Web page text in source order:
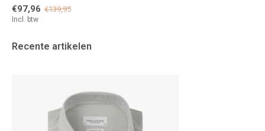
€97,96 €139,95
Incl. btw
Recente artikelen